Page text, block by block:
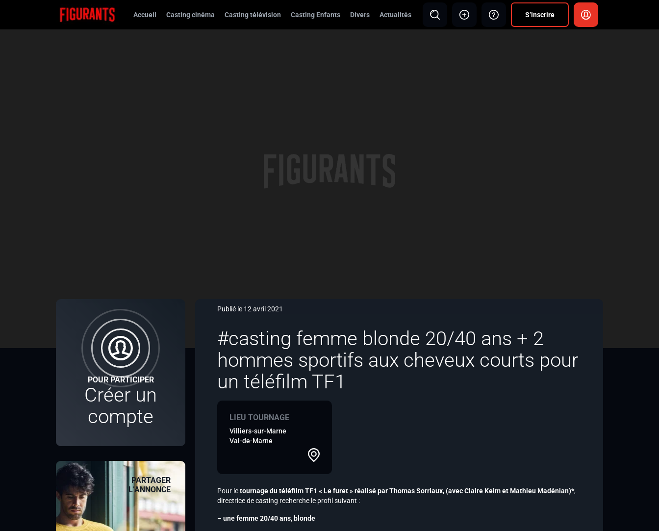
Accueil Casting cinéma Casting télévision Casting Enfants Divers Actualités S’inscrire
POUR PARTICIPER
Créer un
compte
PARTAGER
L’ANNONCE
Publié le 12 avril 2021
#casting femme blonde 20/40 ans + 2
hommes sportifs aux cheveux courts pour
un téléfilm TF1
LIEU TOURNAGE
Villiers-sur-Marne
Val-de-Marne
Pour letournage du téléfilm TF1 « Le furet » réalisé par Thomas Sorriaux,(avec Claire Keim et Mathieu Madénian)*,
directrice de casting recherche le profil suivant :
– une femme 20/40 ans, blonde